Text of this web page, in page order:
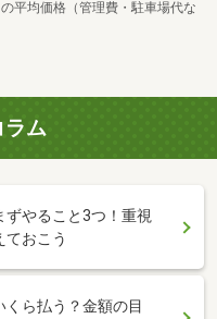
平均価格（管理費・駐車場代な
ラム
やること3つ！重視
ておこう
ら払う？金額の目